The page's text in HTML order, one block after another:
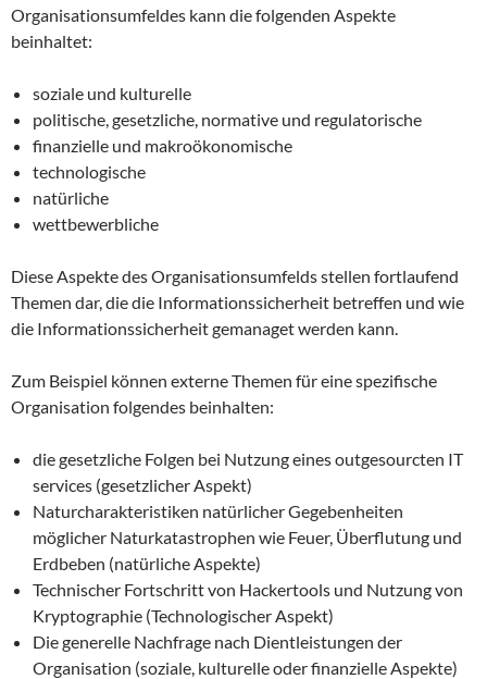
Organisationsumfeldes kann die folgenden Aspekte
beinhaltet:
soziale und kulturelle
politische, gesetzliche, normative und regulatorische
finanzielle und makroökonomische
technologische
natürliche
wettbewerbliche
Diese Aspekte des Organisationsumfelds stellen fortlaufend
Themen dar, die die Informationssicherheit betreffen und wie
die Informationssicherheit gemanaget werden kann.
Zum Beispiel können externe Themen für eine spezifische
Organisation folgendes beinhalten:
die gesetzliche Folgen bei Nutzung eines outgesourcten IT
services (gesetzlicher Aspekt)
Naturcharakteristiken natürlicher Gegebenheiten
möglicher Naturkatastrophen wie Feuer, Überflutung und
Erdbeben (natürliche Aspekte)
Technischer Fortschritt von Hackertools und Nutzung von
Kryptographie (Technologischer Aspekt)
Die generelle Nachfrage nach Dientleistungen der
Organisation (soziale, kulturelle oder finanzielle Aspekte)